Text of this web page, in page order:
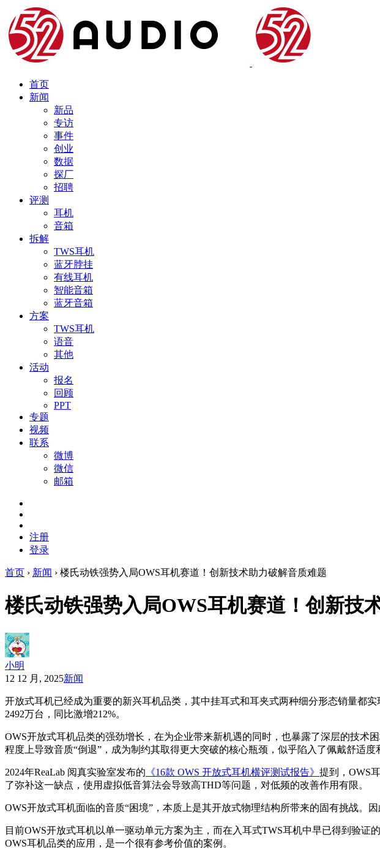
首页
新闻
新品
专访
事件
创业
数据
探厂
招聘
评测
耳机
音箱
拆解
TWS耳机
蓝牙脖挂
有线耳机
智能音箱
蓝牙音箱
方案
TWS耳机
语音
其他
活动
报名
回顾
PPT
专题
视频
联系
微博
微信
邮箱
注册
登录
首页 › 新闻 › 楼氏动铁强势入局OWS耳机赛道！创新技术助力破解音质难题
楼氏动铁强势入局OWS耳机赛道！创新技
小明
12 12 月, 2025新闻
开放式耳机已经成为重要的新兴耳机品类，其中挂耳式和耳夹式两种细分形态销量都
2492万台，同比激增212%。
OWS开放式耳机品类的强劲增长，在为企业带来新机遇的同时，也暴露了深层的技
程度上导致音质“倒退”，成为制约其取得更大突破的核心瓶颈，似乎陷入了佩戴舒适度
2024年ReaLab 阅真实验室发布的 《16款 OWS 开放式耳机横评测试报告》 提到，OWS
了弥补这一缺点，使用虚拟低音算法会导致高THD等问题，对低频的改善作用有限。
OWS开放式耳机面临的音质“困境”，本质上是其开放式物理结构所带来的固有挑战。
目前OWS开放式耳机以单一驱动单元方案为主，而在入耳式TWS耳机中早已得到验
OWS耳机品类的应用，是一个很有参考价值的案例。